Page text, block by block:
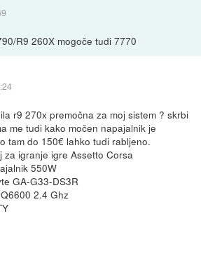
R9 260X mogoče tudi 7770
r9 270x premočna za moj sistem ? skrbi
me tudi kako močen napajalnik je
tam do 150€ lahko tudi rabljeno.
za igranje igre Assetto Corsa
550W
GA-G33-DS3R
2.4 Ghz